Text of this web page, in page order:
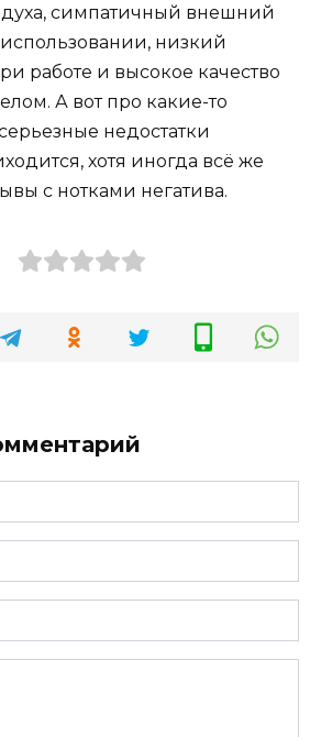
симпатичный внешний
низкий
работе и высокое качество
А вот про какие-то
недостатки
хотя иногда всё же
с нотками негатива.